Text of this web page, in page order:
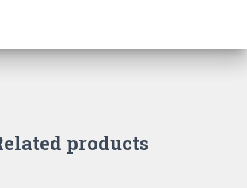
products